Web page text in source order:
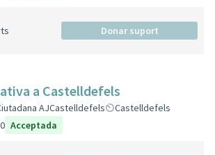
Donar suport
a Castelldefels
AJCastelldefels
Castelldefels
0 Acceptada